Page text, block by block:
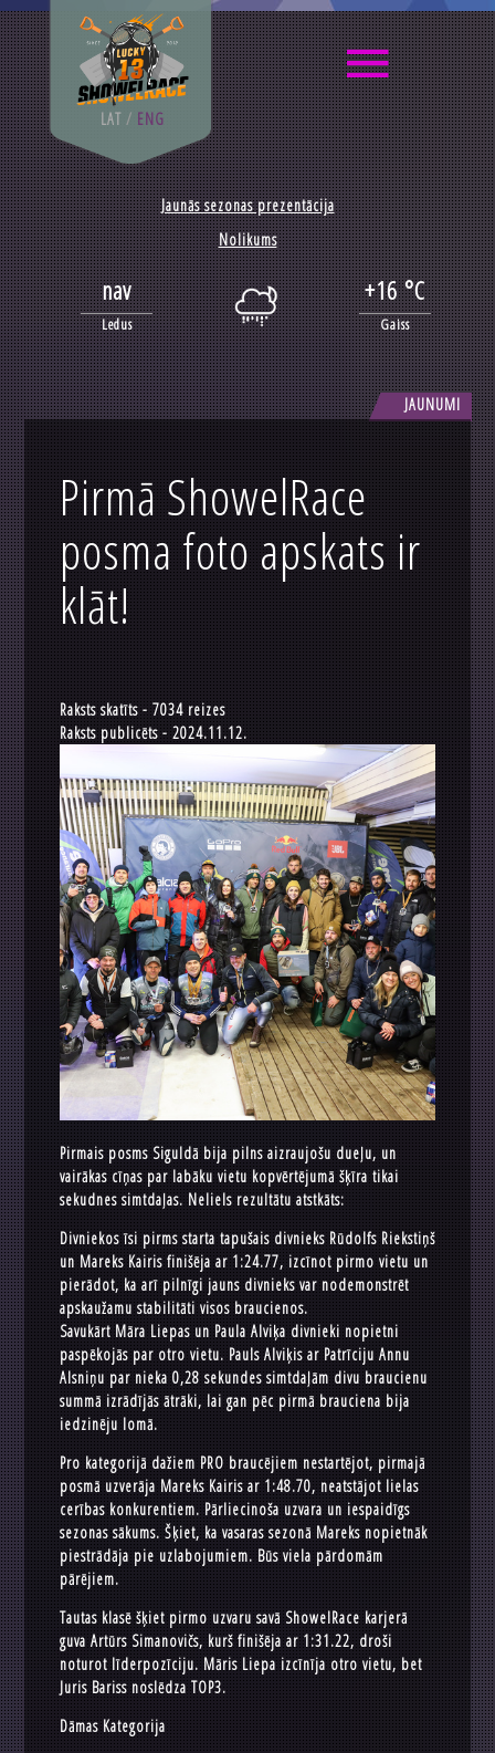
LAT/ ENG
Jaunās sezonas prezentācija
Nolikums
nav +16 °C
Ledus Gaiss
JAUNUMI
Pirmā ShowelRace
posma foto apskats ir
klāt!
Raksts skatīts - 7034 reizes
Raksts publicēts - 2024.11.12.
Pirmais posms Siguldā bija pilns aizraujošu dueļu, un
vairākas cīņas par labāku vietu kopvērtējumā šķīra tikai
sekudnes simtdaļas. Neliels rezultātu atstkāts:
Divniekos īsi pirms starta tapušais divnieks Rūdolfs Riekstiņš
un Mareks Kairis finišēja ar 1:24.77, izcīnot pirmo vietu un
pierādot, ka arī pilnīgi jauns divnieks var nodemonstrēt
apskaužamu stabilitāti visos braucienos.
Savukārt Māra Liepas un Paula Alviķa divnieki nopietni
paspēkojās par otro vietu. Pauls Alviķis ar Patrīciju Annu
Alsniņu par nieka 0,28 sekundes simtdaļām divu braucienu
summā izrādījās ātrāki, lai gan pēc pirmā brauciena bija
iedzinēju lomā.
Pro kategorijā dažiem PRO braucējiem nestartējot, pirmajā
posmā uzverāja Mareks Kairis ar 1:48.70, neatstājot lielas
cerības konkurentiem. Pārliecinoša uzvara un iespaidīgs
sezonas sākums. Šķiet, ka vasaras sezonā Mareks nopietnāk
piestrādāja pie uzlabojumiem. Būs viela pārdomām
pārējiem.
Tautas klasē šķiet pirmo uzvaru savā ShowelRace karjerā
guva Artūrs Simanovičs, kurš finišēja ar 1:31.22, droši
noturot līderpozīciju. Māris Liepa izcīnīja otro vietu, bet
Juris Bariss noslēdza TOP3.
Dāmas Kategorija